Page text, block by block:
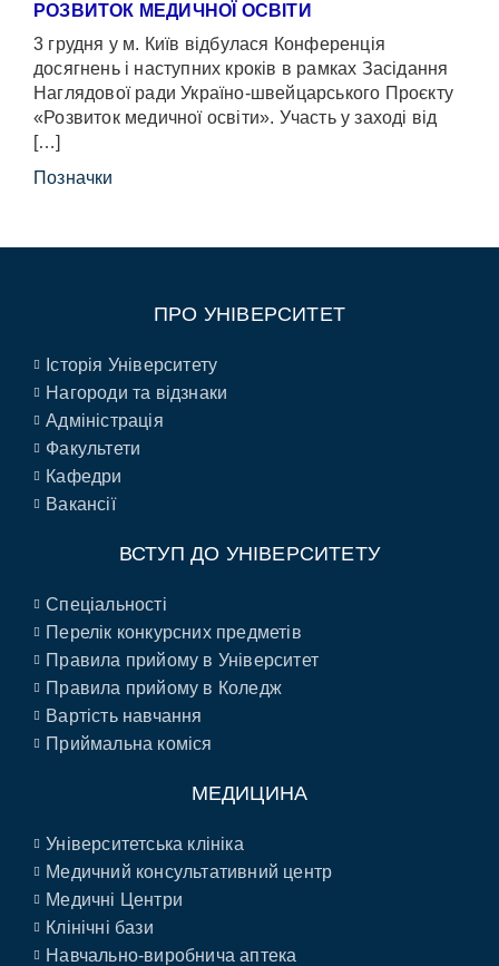
РОЗВИТОК МЕДИЧНОЇ ОСВІТИ
3 грудня у м. Київ відбулася Конференція
досягнень і наступних кроків в рамках Засідання
Наглядової ради Україно-швейцарського Проєкту
«Розвиток медичної освіти». Участь у заході від
[…]
Позначки
ПРО УНІВЕРСИТЕТ
Історія Університету
Нагороди та відзнаки
Адміністрація
Факультети
Кафедри
Вакансії
ВСТУП ДО УНІВЕРСИТЕТУ
Спеціальності
Перелік конкурсних предметів
Правила прийому в Університет
Правила прийому в Коледж
Вартість навчання
Приймальна коміся
МЕДИЦИНА
Університетська клініка
Медичний консультативний центр
Медичні Центри
Клінічні бази
Навчально-виробнича аптека